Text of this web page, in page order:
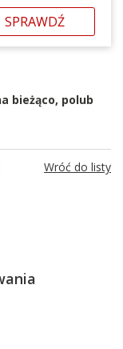
SPRAWDŹ
bieżąco, polub
Wróć do listy